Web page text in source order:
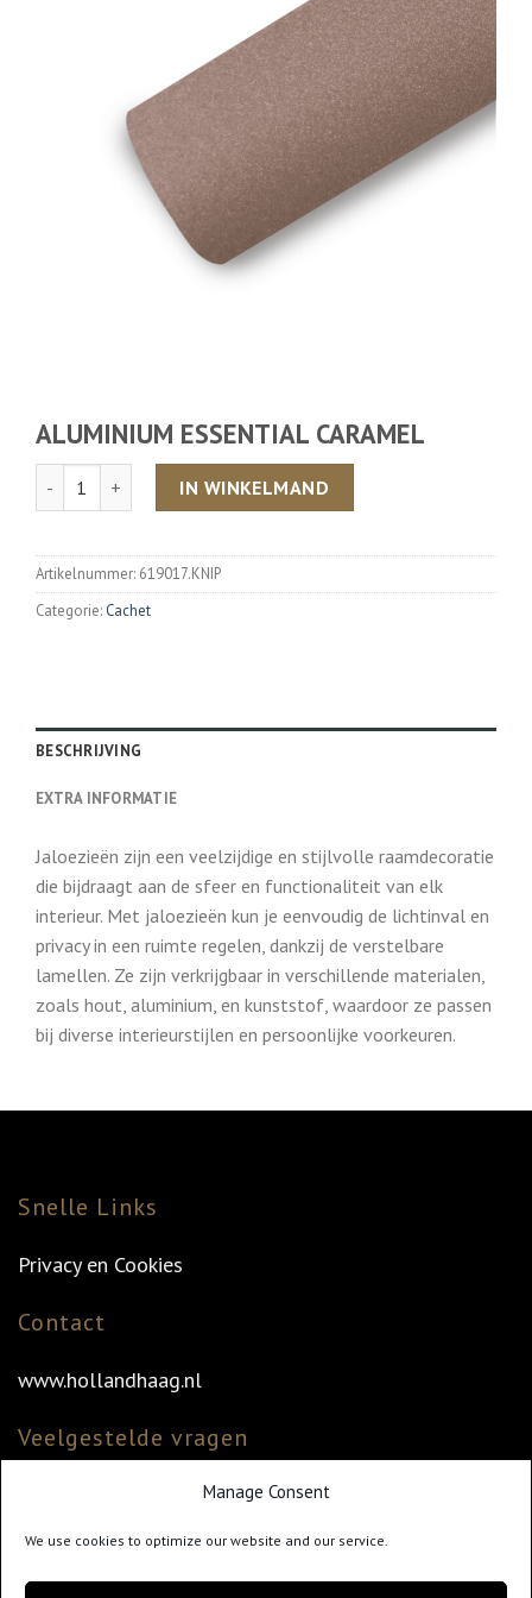
Manage Consent
We use cookies to optimize our website and our service.
ALUMINIUM ESSENTIAL CARAMEL
Aantal IN WINKELMAND
Artikelnummer: 619017.KNIP
Categorie: Cachet
BESCHRIJVING
EXTRA INFORMATIE
Jaloezieën zijn een veelzijdige en stijlvolle raamdecoratie
die bijdraagt aan de sfeer en functionaliteit van elk
interieur. Met jaloezieën kun je eenvoudig de lichtinval en
privacy in een ruimte regelen, dankzij de verstelbare
lamellen. Ze zijn verkrijgbaar in verschillende materialen,
zoals hout, aluminium, en kunststof, waardoor ze passen
bij diverse interieurstijlen en persoonlijke voorkeuren.
Snelle Links
Privacy en Cookies
Contact
www.hollandhaag.nl
Veelgestelde vragen
Veelgestelde vragen
Klantenservice